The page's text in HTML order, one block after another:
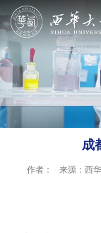
学校概况
成
作者： 来源：西